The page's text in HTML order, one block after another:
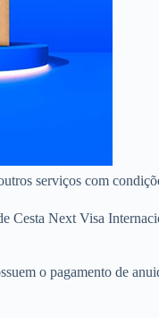
serviços com
Cesta Next Visa
o pagamento de